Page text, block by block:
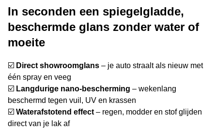
In seconden een spiegelgladde,
beschermde glans zonder water of
moeite
☑️ Direct showroomglans – je auto straalt als nieuw met
één spray en veeg
☑️ Langdurige nano-bescherming – wekenlang
beschermd tegen vuil, UV en krassen
☑️ Waterafstotend effect – regen, modder en stof glijden
direct van je lak af